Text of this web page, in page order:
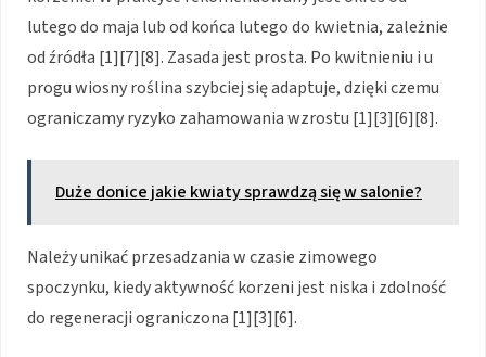
lutego do maja lub od końca lutego do kwietnia, zależnie
od źródła [1][7][8]. Zasada jest prosta. Po kwitnieniu i u
progu wiosny roślina szybciej się adaptuje, dzięki czemu
ograniczamy ryzyko zahamowania wzrostu [1][3][6][8].
Duże donice jakie kwiaty sprawdzą się w salonie?
Należy unikać przesadzania w czasie zimowego
spoczynku, kiedy aktywność korzeni jest niska i zdolność
do regeneracji ograniczona [1][3][6].